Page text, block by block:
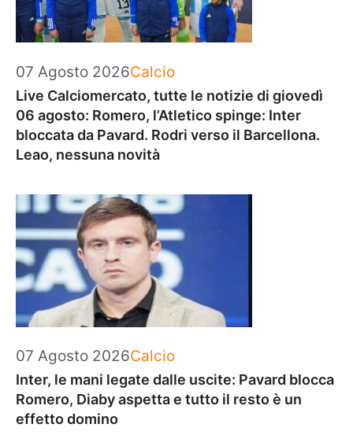
07 Agosto 2026Categorie
Calcio
Live Calciomercato, tutte le notizie di giovedì
06 agosto: Romero, l’Atletico spinge: Inter
bloccata da Pavard. Rodri verso il Barcellona.
Leao, nessuna novità
07 Agosto 2026Categorie
Calcio
Inter, le mani legate dalle uscite: Pavard blocca
Romero, Diaby aspetta e tutto il resto è un
effetto domino